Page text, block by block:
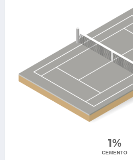
1%
CEMENTO